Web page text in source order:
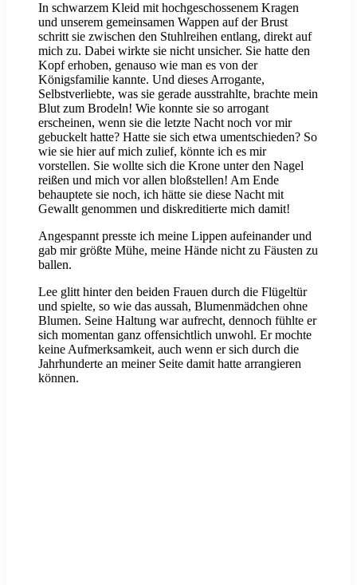
In schwarzem Kleid mit hochgeschossenem Kragen
und unserem gemeinsamen Wappen auf der Brust
schritt sie zwischen den Stuhlreihen entlang, direkt auf
mich zu. Dabei wirkte sie nicht unsicher. Sie hatte den
Kopf erhoben, genauso wie man es von der
Königsfamilie kannte. Und dieses Arrogante,
Selbstverliebte, was sie gerade ausstrahlte, brachte mein
Blut zum Brodeln! Wie konnte sie so arrogant
erscheinen, wenn sie die letzte Nacht noch vor mir
gebuckelt hatte? Hatte sie sich etwa umentschieden? So
wie sie hier auf mich zulief, könnte ich es mir
vorstellen. Sie wollte sich die Krone unter den Nagel
reißen und mich vor allen bloßstellen! Am Ende
behauptete sie noch, ich hätte sie diese Nacht mit
Gewallt genommen und diskreditierte mich damit!
Angespannt presste ich meine Lippen aufeinander und
gab mir größte Mühe, meine Hände nicht zu Fäusten zu
ballen.
Lee glitt hinter den beiden Frauen durch die Flügeltür
und spielte, so wie das aussah, Blumenmädchen ohne
Blumen. Seine Haltung war aufrecht, dennoch fühlte er
sich momentan ganz offensichtlich unwohl. Er mochte
keine Aufmerksamkeit, auch wenn er sich durch die
Jahrhunderte an meiner Seite damit hatte arrangieren
können.